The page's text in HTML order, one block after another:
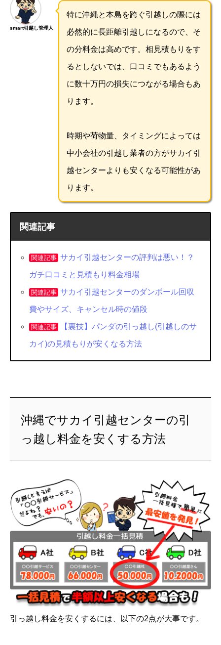
smart引越し管理人
特に沖縄と本島を跨ぐ引越しの際には
必然的に長距離引越しになるので、そ
の分料金は高めです。相見積もりをす
るとしないでは、口コミでもあるよう
に数十万円の損失につながる場合もあ
ります。
時期や荷物量、タイミングによっては
中小会社の引越し業者の方がサカイ引
越センターよりも安くなる可能性があ
ります。
関連記事
関連記事 サカイ引越センターの評判は悪い！？
ガチ口コミと見積もり料金相場
関連記事 サカイ引越センターのダンボール回収
費やサイズ、キャンセル時の値段
関連記事 【裏技】パンダの引っ越し(引越しのサ
カイ)の見積もりが安くなる方法
沖縄でサカイ引越センターの引
っ越し料金を安くする方法
引っ越し料金を安くするには、以下の2点が大事です。